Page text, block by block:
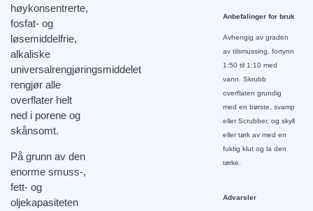
høykonsentrerte,
fosfat- og
løsemiddelfrie,
alkaliske
universalrengjøringsmiddelet
rengjør alle
overflater helt
ned i porene og
skånsomt.
På grunn av den
enorme smuss-,
fett- og
oljekapasiteten
Anbefalinger for bruk
Avhengig av graden
av tilsmussing, fortynn
1:50 til 1:10 med
vann. Skrubb
overflaten grundig
med en børste, svamp
eller Scrubber, og skyll
eller tørk av med en
fuktig klut og la den
tørke.
Advarsler